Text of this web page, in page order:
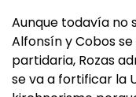
Aunque todavía no
Alfonsín y Cobos
partidaria, Rozas
se va a fortificar la